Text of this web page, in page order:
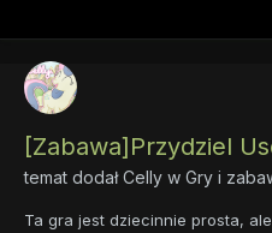
[Zabawa]Przydziel
temat dodałCelly w Gry i
Ta gra jest dziecinnie prosta,